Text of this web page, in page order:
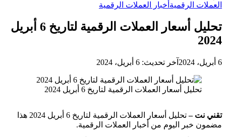
العملات الرقمية أخبار العملات الرقمية
تحليل أسعار العملات الرقمية لتاريخ 6 أبريل
2024
6 أبريل، 2024 آخر تحديث: 6 أبريل، 2024
تحليل أسعار العملات الرقمية لتاريخ 6 أبريل 2024
تقني نت –
تحليل أسعار العملات الرقمية لتاريخ 6 أبريل 2024 هذا
مضمون خبر اليوم من أخبار العملات الرقمية.